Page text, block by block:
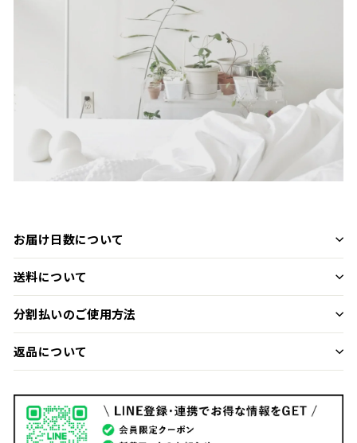
お届け日数について
送料について
分割払いのご使用方法
返品について